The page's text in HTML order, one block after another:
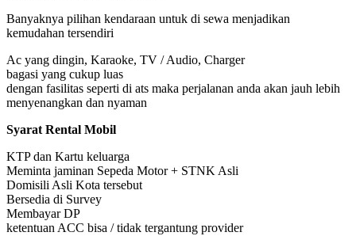
Banyaknya pilihan kendaraan untuk di sewa menjadikan
kemudahan tersendiri
Ac yang dingin, Karaoke, TV / Audio, Charger
bagasi yang cukup luas
dengan fasilitas seperti di ats maka perjalanan anda akan jauh lebih
menyenangkan dan nyaman
Syarat Rental Mobil
KTP dan Kartu keluarga
Meminta jaminan Sepeda Motor + STNK Asli
Domisili Asli Kota tersebut
Bersedia di Survey
Membayar DP
ketentuan ACC bisa / tidak tergantung provider